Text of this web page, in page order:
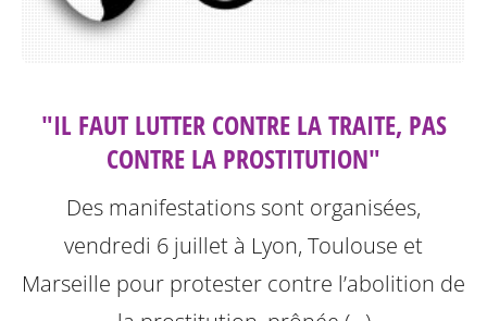
"IL FAUT LUTTER CONTRE LA TRAITE, PAS
CONTRE LA PROSTITUTION"
Des manifestations sont organisées,
vendredi 6 juillet à Lyon, Toulouse et
Marseille pour protester contre l’abolition de